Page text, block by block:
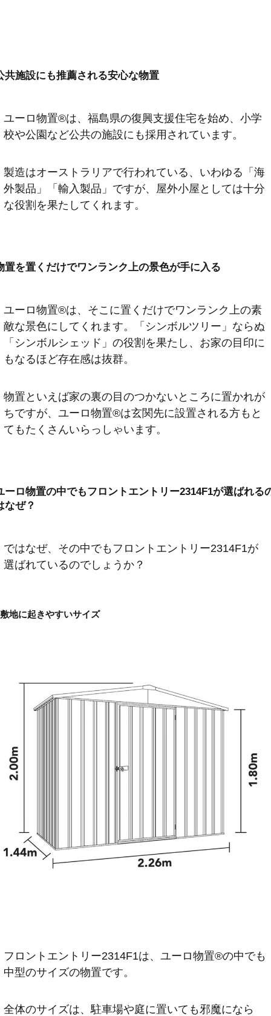
共施設にも推薦される安心な物置
ユーロ物置®️は、福島県の復興支援住宅を始め、小学
校や公園など公共の施設にも採用されています。
製造はオーストラリアで行われている、いわゆる「海
外製品」「輸入製品」ですが、屋外小屋としては十分
な役割を果たしてくれます。
置を置くだけでワンランク上の景色が手に入る
ユーロ物置®️は、そこに置くだけでワンランク上の素
敵な景色にしてくれます。「シンボルツリー」ならぬ
「シンボルシェッド」の役割を果たし、お家の目印に
もなるほど存在感は抜群。
物置といえば家の裏の目のつかないところに置かれが
ちですが、ユーロ物置®️は玄関先に設置される方もと
てもたくさんいらっしゃいます。
ーロ物置の中でもフロントエントリー2314F1が選ばれる
なぜ？
ではなぜ、その中でもフロントエントリー2314F1が
選ばれているのでしょうか？
敷地に起きやすいサイズ
フロントエントリー2314F1は、ユーロ物置®️の中でも
中型のサイズの物置です。
全体のサイズは、駐車場や庭に置いても邪魔になら